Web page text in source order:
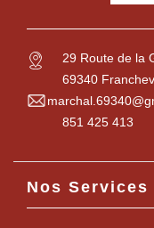
29 Route de la
69340
851 425 413
Nos Services